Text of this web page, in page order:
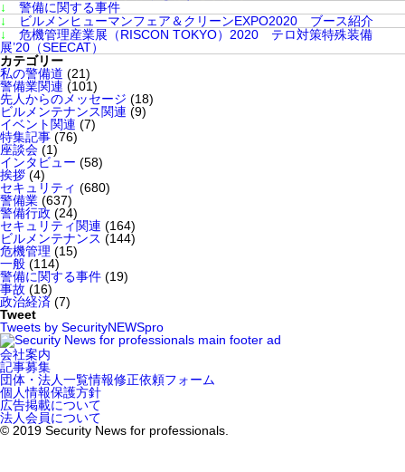
↓
警備に関する事件
↓
ビルメンヒューマンフェア＆クリーンEXPO2020 ブース紹介
↓
危機管理産業展（RISCON TOKYO）2020 テロ対策特殊装備
展’20（SEECAT）
カテゴリー
私の警備道 (21)
警備業関連 (101)
先人からのメッセージ (18)
ビルメンテナンス関連 (9)
イベント関連 (7)
特集記事 (76)
座談会 (1)
インタビュー (58)
挨拶 (4)
セキュリティ (680)
警備業 (637)
警備行政 (24)
セキュリティ関連 (164)
ビルメンテナンス (144)
危機管理 (15)
一般 (114)
警備に関する事件 (19)
事故 (16)
政治経済 (7)
Tweet
Tweets by SecurityNEWSpro
会社案内
記事募集
団体・法人一覧情報修正依頼フォーム
個人情報保護方針
広告掲載について
法人会員について
© 2019 Security News for professionals.